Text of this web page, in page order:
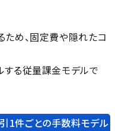
め、固定費や隠れたコ
する従量課金モデルで
1件ごとの手数料モデル